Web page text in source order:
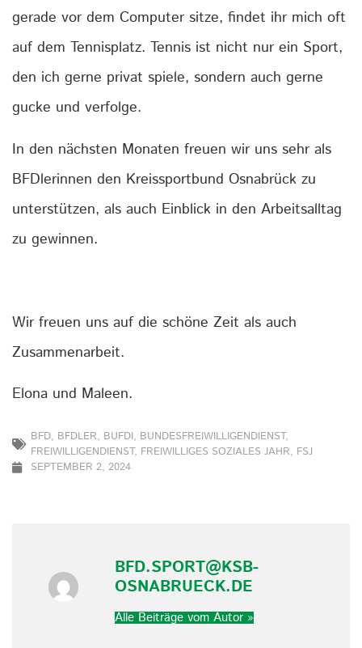
gerade vor dem Computer sitze, findet ihr mich oft
auf dem Tennisplatz. Tennis ist nicht nur ein Sport,
den ich gerne privat spiele, sondern auch gerne
gucke und verfolge.
In den nächsten Monaten freuen wir uns sehr als
BFDlerinnen den Kreissportbund Osnabrück zu
unterstützen, als auch Einblick in den Arbeitsalltag
zu gewinnen.
Wir freuen uns auf die schöne Zeit als auch
Zusammenarbeit.
Elona und Maleen.
BFD, BFDLER, BUFDI, BUNDESFREIWILLIGENDIENST,
FREIWILLIGENDIENST, FREIWILLIGES SOZIALES JAHR, FSJ
SEPTEMBER 2, 2024
BFD.SPORT@KSB-
OSNABRUECK.DE
Alle Beiträge vom Autor »